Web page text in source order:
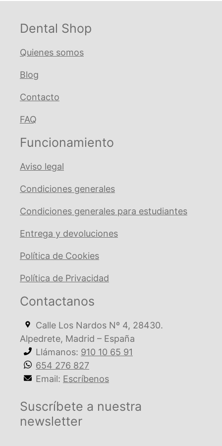
Dental Shop
Quienes somos
Blog
Contacto
FAQ
Funcionamiento
Aviso legal
Condiciones generales
Condiciones generales para estudiantes
Entrega y devoluciones
Política de Cookies
Política de Privacidad
Contactanos
Calle Los Nardos Nº 4, 28430.
Alpedrete, Madrid – España
Llámanos: 910 10 65 91
654 276 827
Email: Escríbenos
Suscríbete a nuestra
newsletter